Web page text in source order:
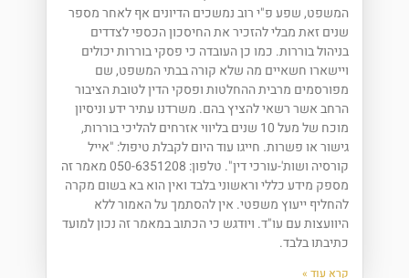
המשפט, שפע פ"י רוב נמשכים הדיונים אף לאחר מספר
שנים זאת מבלי להזכיר את החיסכון הכספי לצדדים
בניהול בוררות. כמו כן העובדה כי פסקי בוררות יכולים
ויישארו חשאיים מה שלא קורה בבתי המשפט, שם
מפורסמים מרבית ההחלטות ופסקי הדין לטובת הציבור
הרחב אשר רשאי להציץ בהם. משרדנו עתיר ידע וניסיון
מוכח של מעל 10 שנים בליווי אזרחים להליכי בוררות,
גישור או פשרות. חייגו עוד היום לקבלת טיפול: "אייל
קורסיה ושות'-עורכי דין". טלפון: 050-6351208 מאמר זה
מספק מידע כללי וראשוני בלבד ואין הוא בא בשום מקרה
להחליף ייעוץ משפטי. אין להסתמך על האמור ללא
היוועצות עם עו"ד. ויודגש כי הכתוב במאמר זה נכון למועד
כתיבתו בלבד.
קרא עוד »